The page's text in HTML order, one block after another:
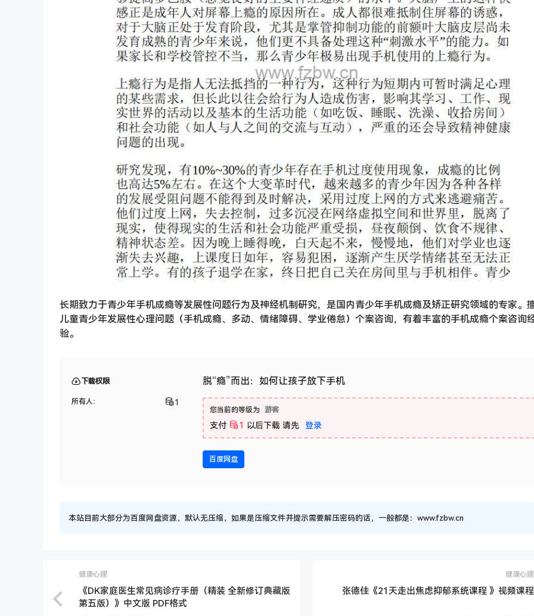
长期致力于青少年手机成瘾等发展性问题行为及神经机制研究，是国内青少年手机成瘾及矫正研究领域的专家。
儿童青少年发展性心理问题（手机成瘾、多动、情绪障碍、学业倦怠）个案咨询，有着丰富的手机成瘾个案咨询
验。
下载权限
所有人： 1
脱“瘾”而出：如何让孩子放下手机
您当前的等级为 游客
支付 1 以后下载 请先 登录
百度网盘
本站目前大部分为百度网盘资源，默认无压缩，如果是压缩文件并提示需要解压密码的话，一般都是：www.fzbw.cn
健康心理
《DK家庭医生常见病诊疗手册（精装 全新修订典藏版
第五版）》中文版 PDF格式
健康心理
张德佳《21天走出焦虑抑郁系统课程 》视频课程